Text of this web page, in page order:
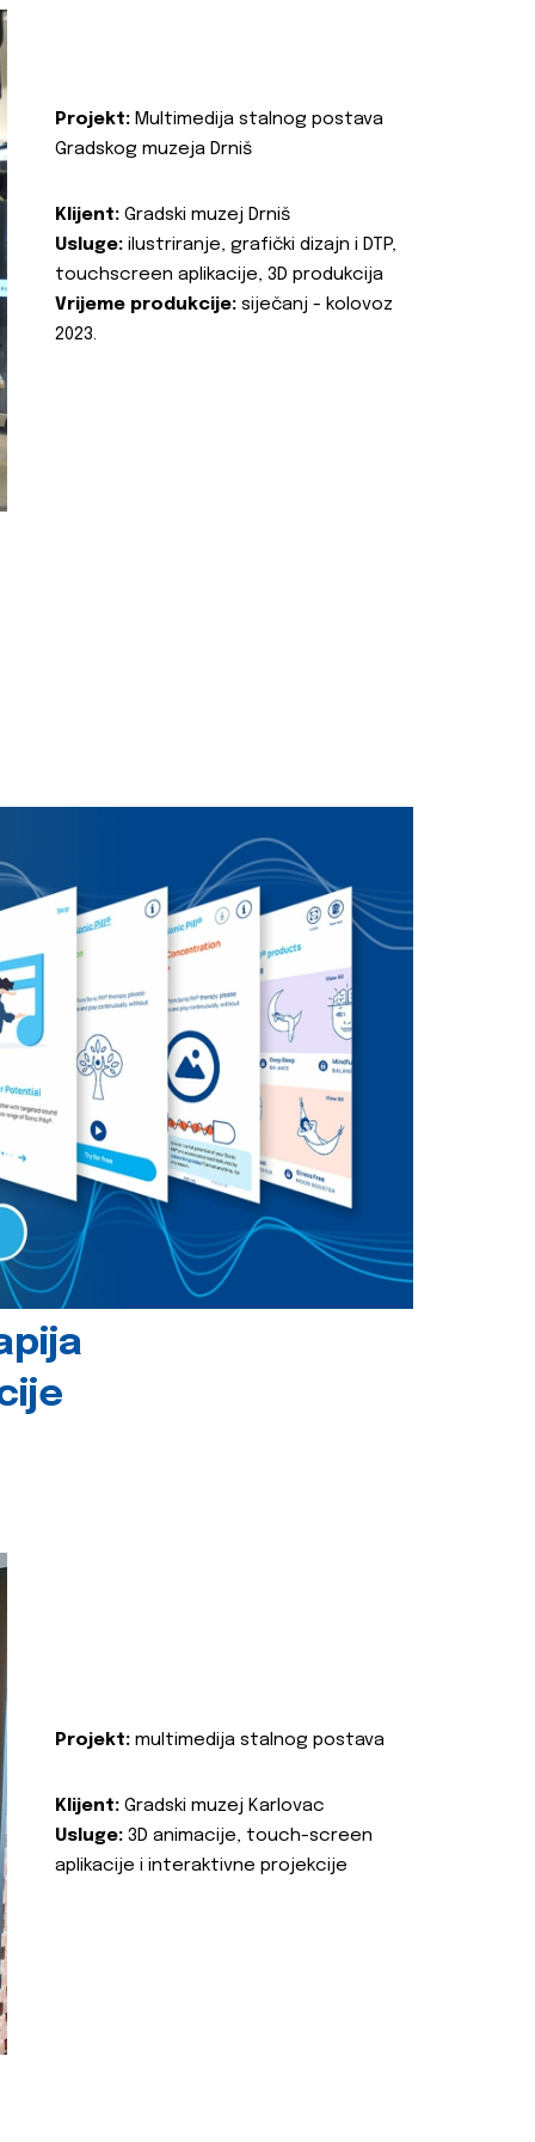
Projekt: Multimedija stalnog postava
Gradskog muzeja Drniš
Klijent: Gradski muzej Drniš
Usluge: ilustriranje, grafički dizajn i DTP,
touchscreen aplikacije, 3D produkcija
Vrijeme produkcije: siječanj - kolovoz
2023.
Projekt: multimedija stalnog postava
Klijent: Gradski muzej Karlovac
Usluge: 3D animacije, touch-screen
aplikacije i interaktivne projekcije